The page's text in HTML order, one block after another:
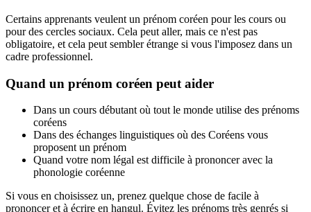
Certains apprenants veulent un prénom coréen pour les cours ou
pour des cercles sociaux. Cela peut aller, mais ce n'est pas
obligatoire, et cela peut sembler étrange si vous l'imposez dans un
cadre professionnel.
Quand un prénom coréen peut aider
Dans un cours débutant où tout le monde utilise des prénoms
coréens
Dans des échanges linguistiques où des Coréens vous
proposent un prénom
Quand votre nom légal est difficile à prononcer avec la
phonologie coréenne
Si vous en choisissez un, prenez quelque chose de facile à
prononcer et à écrire en hangul. Évitez les prénoms très genrés si